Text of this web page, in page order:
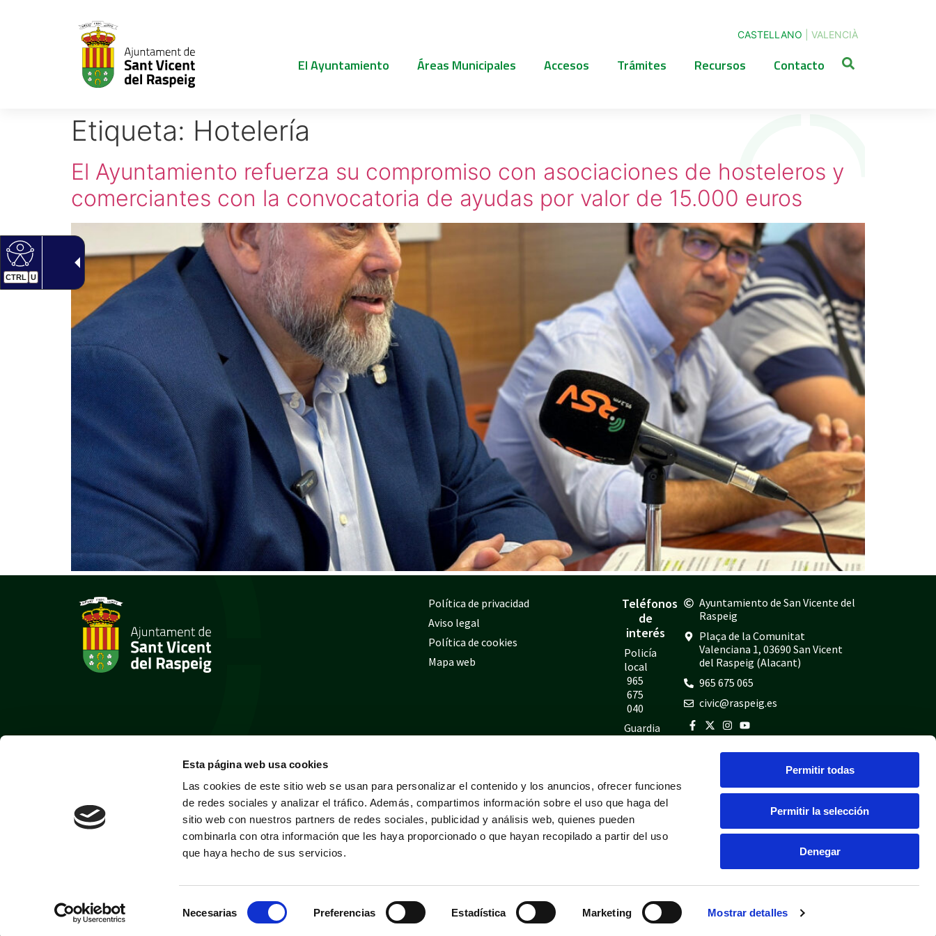
CTRL U
Esta página web usa cookies
Las cookies de este sitio web se usan para personalizar el contenido y los anuncios, ofrecer funciones
de redes sociales y analizar el tráfico. Además, compartimos información sobre el uso que haga del
sitio web con nuestros partners de redes sociales, publicidad y análisis web, quienes pueden
combinarla con otra información que les haya proporcionado o que hayan recopilado a partir del uso
que haya hecho de sus servicios.
de
Necesarias Preferencias Estadística Marketing Mostrar detalles
Permitir todas
Permitir la selección
Denegar
CASTELLANO VALENCIÀ
El Ayuntamiento Áreas Municipales Accesos Trámites Recursos Contacto
Etiqueta: Hotelería
El Ayuntamiento refuerza su compromiso con asociaciones de hosteleros y
comerciantes con la convocatoria de ayudas por valor de 15.000 euros
Política de privacidad
Aviso legal
Política de cookies
Mapa web
Teléfonos
de
interés
Policía
local
965
675
040
Guardia
814
Bomberos
675
Ayuntamiento de San Vicente del
Raspeig
Plaça de la Comunitat
Valenciana 1, 03690 San Vicent
del Raspeig (Alacant)
965 675 065
civic@raspeig.es
Desarrollado porTrestristestigres